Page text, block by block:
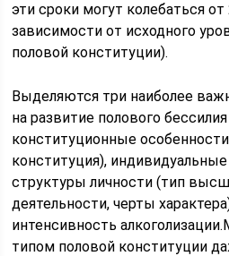
эти сроки могут колебаться
зависимости от исходного
половой конституции).
Выделяются три наиболее
на развитие полового
конституционные
конституция),
структуры личности (тип
деятельности, черты
интенсивность
типом половой конституции